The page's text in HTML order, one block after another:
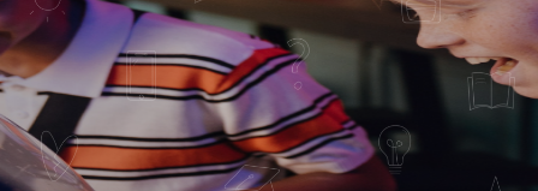
MIJN OUDERS RUZIE (GEEN) CONTACT
SCHEIDVERHALEN